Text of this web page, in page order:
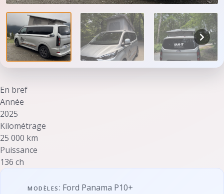
En bref
Année
2025
Kilométrage
25 000 km
Puissance
136 ch
MODÈLES : Ford Panama P10+